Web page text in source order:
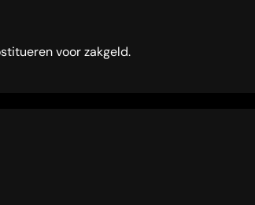
voor zakgeld.